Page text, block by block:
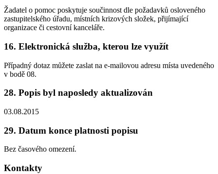
Žadatel o pomoc poskytuje součinnost dle požadavků osloveného
zastupitelského úřadu, místních krizových složek, přijímající
organizace či cestovní kanceláře.
16. Elektronická služba, kterou lze využít
Případný dotaz můžete zaslat na e-mailovou adresu místa uvedeného
v bodě 08.
28. Popis byl naposledy aktualizován
03.08.2015
29. Datum konce platnosti popisu
Bez časového omezení.
Kontakty